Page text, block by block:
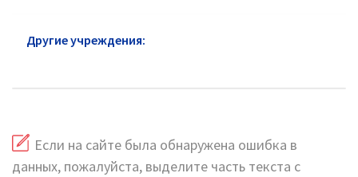
Другие учреждения:
Если на сайте была обнаружена ошибка в
данных, пожалуйста, выделите часть текста с